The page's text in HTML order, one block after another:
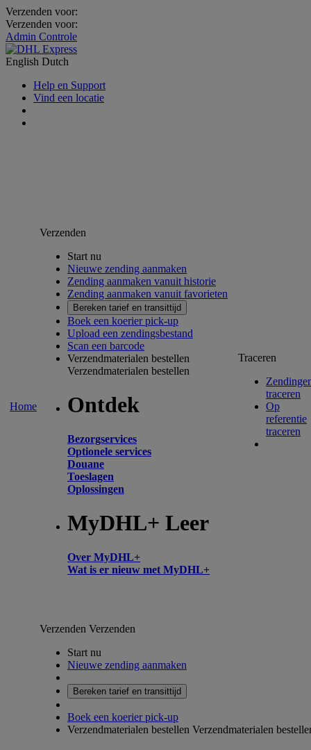
Verzenden voor:
Verzenden voor:
Admin Controle
English Dutch
Help en Support
Vind een locatie
Home
Verzenden
Start nu
Nieuwe zending aanmaken
Zending aanmaken vanuit historie
Zending aanmaken vanuit favorieten
Bereken tarief en transittijd
Boek een koerier pick-up
Upload een zendingsbestand
Scan een barcode
Verzendmaterialen bestellen
Verzendmaterialen bestellen
Ontdek
Bezorgservices
Optionele services
Douane
Toeslagen
Oplossingen
MyDHL+ Leer
Over MyDHL+
Wat is er nieuw met MyDHL+
Traceren
traceren
Op
referentie
traceren
Verzenden Verzenden
Start nu
Nieuwe zending aanmaken
Bereken tarief en transittijd
Boek een koerier pick-up
Verzendmaterialen bestellen Verzendmaterialen